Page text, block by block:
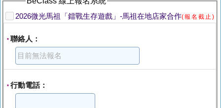
2026微光馬祖「鐳戰生存遊戲」-馬祖在地店家合作(報名截止)
* 聯絡人：
* 行動電話：